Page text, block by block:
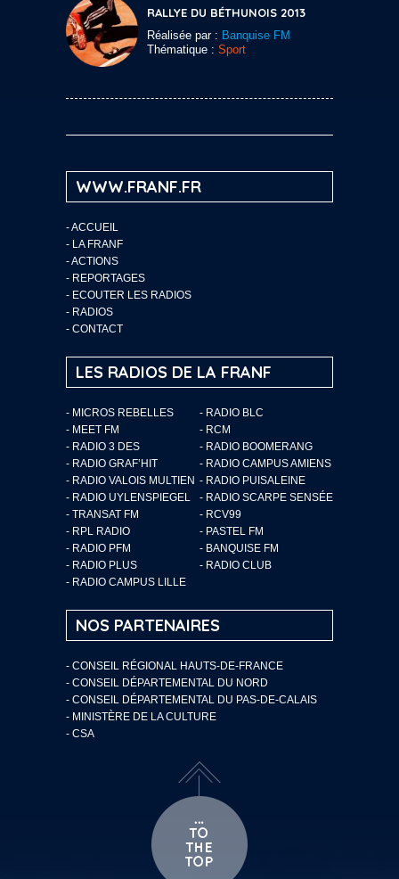
RALLYE DU BÉTHUNOIS 2013
Réalisée par : Banquise FM
Thématique : Sport
WWW.FRANF.FR
-ACCUEIL
- LA FRANF
-ACTIONS
- REPORTAGES
- ECOUTER LES RADIOS
- RADIOS
- CONTACT
LES RADIOS DE LA FRANF
- MICROS REBELLES
- RADIO BLC
- MEET FM
- RCM
- RADIO 3 DES
- RADIO BOOMERANG
- RADIO GRAF’HIT
- RADIO CAMPUS AMIENS
- RADIO VALOIS MULTIEN - RADIO PUISALEINE
- RADIO UYLENSPIEGEL
- RADIO SCARPE SENSÉE
- TRANSAT FM
- RCV99
- RPL RADIO
- PASTEL FM
- RADIO PFM
- BANQUISE FM
- RADIO PLUS
- RADIO CLUB
- RADIO CAMPUS LILLE
NOS PARTENAIRES
- CONSEIL RÉGIONAL HAUTS-DE-FRANCE
- CONSEIL DÉPARTEMENTAL DU NORD
- CONSEIL DÉPARTEMENTAL DU PAS-DE-CALAIS
- MINISTÈRE DE LA CULTURE
- CSA